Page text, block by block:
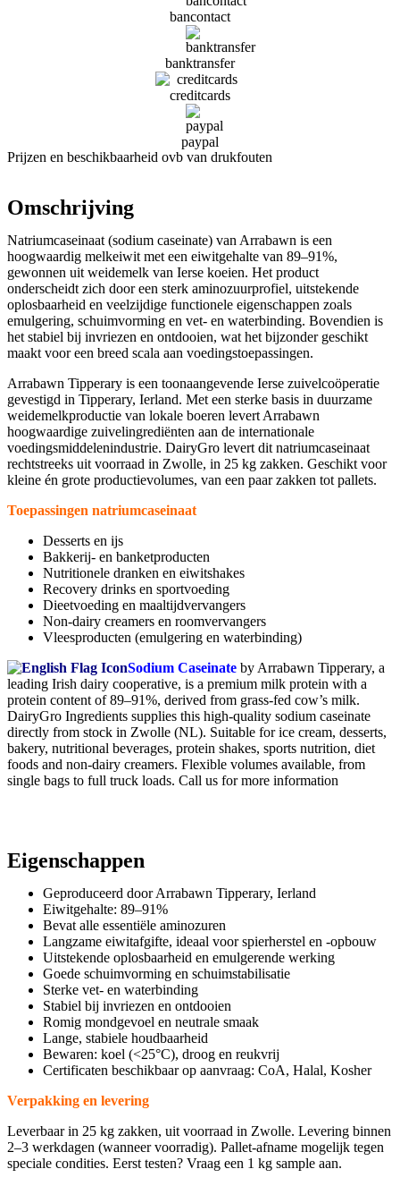
bancontact
banktransfer
creditcards
paypal
Prijzen en beschikbaarheid ovb van drukfouten
Omschrijving
Natriumcaseinaat (sodium caseinate) van Arrabawn is een
hoogwaardig melkeiwit met een eiwitgehalte van 89–91%,
gewonnen uit weidemelk van Ierse koeien. Het product
onderscheidt zich door een sterk aminozuurprofiel, uitstekende
oplosbaarheid en veelzijdige functionele eigenschappen zoals
emulgering, schuimvorming en vet- en waterbinding. Bovendien is
het stabiel bij invriezen en ontdooien, wat het bijzonder geschikt
maakt voor een breed scala aan voedingstoepassingen.
Arrabawn Tipperary is een toonaangevende Ierse zuivelcoöperatie
gevestigd in Tipperary, Ierland. Met een sterke basis in duurzame
weidemelkproductie van lokale boeren levert Arrabawn
hoogwaardige zuivelingrediënten aan de internationale
voedingsmiddelenindustrie. DairyGro levert dit natriumcaseinaat
rechtstreeks uit voorraad in Zwolle, in 25 kg zakken. Geschikt voor
kleine én grote productievolumes, van een paar zakken tot pallets.
Toepassingen natriumcaseinaat
Desserts en ijs
Bakkerij- en banketproducten
Nutritionele dranken en eiwitshakes
Recovery drinks en sportvoeding
Dieetvoeding en maaltijdvervangers
Non-dairy creamers en roomvervangers
Vleesproducten (emulgering en waterbinding)
Sodium Caseinate by Arrabawn Tipperary, a
leading Irish dairy cooperative, is a premium milk protein with a
protein content of 89–91%, derived from grass-fed cow’s milk.
DairyGro Ingredients supplies this high-quality sodium caseinate
directly from stock in Zwolle (NL). Suitable for ice cream, desserts,
bakery, nutritional beverages, protein shakes, sports nutrition, diet
foods and non-dairy creamers. Flexible volumes available, from
single bags to full truck loads. Call us for more information
Eigenschappen
Geproduceerd door Arrabawn Tipperary, Ierland
Eiwitgehalte: 89–91%
Bevat alle essentiële aminozuren
Langzame eiwitafgifte, ideaal voor spierherstel en -opbouw
Uitstekende oplosbaarheid en emulgerende werking
Goede schuimvorming en schuimstabilisatie
Sterke vet- en waterbinding
Stabiel bij invriezen en ontdooien
Romig mondgevoel en neutrale smaak
Lange, stabiele houdbaarheid
Bewaren: koel (<25°C), droog en reukvrij
Certificaten beschikbaar op aanvraag: CoA, Halal, Kosher
Verpakking en levering
Leverbaar in 25 kg zakken, uit voorraad in Zwolle. Levering binnen
2–3 werkdagen (wanneer voorradig). Pallet-afname mogelijk tegen
speciale condities. Eerst testen? Vraag een 1 kg sample aan.